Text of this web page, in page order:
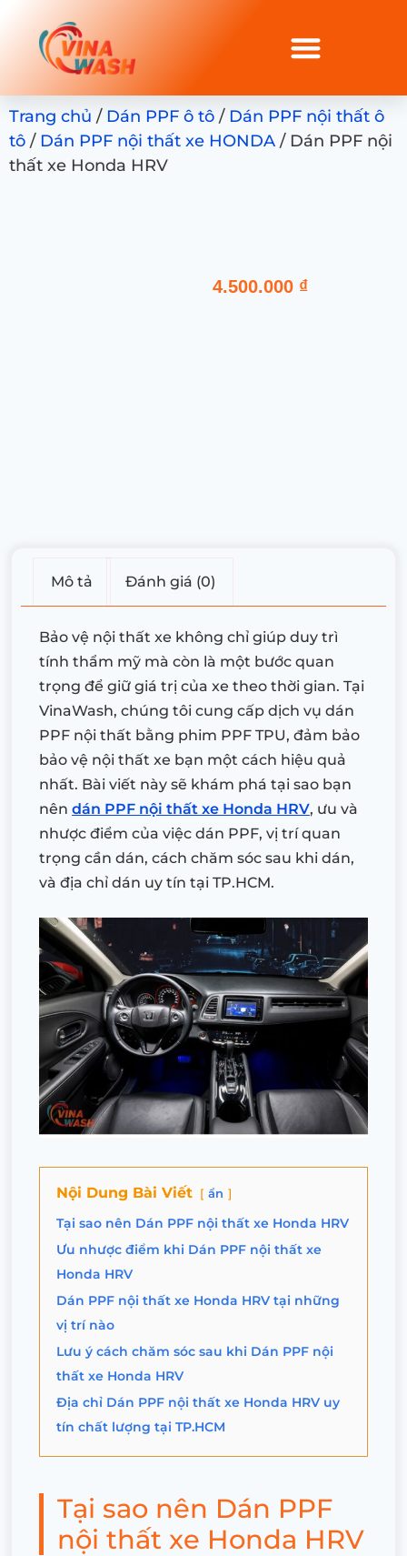
Trang chủ / Dán PPF ô tô / Dán PPF nội thất ô
tô / Dán PPF nội thất xe HONDA / Dán PPF nội
thất xe Honda HRV
4.500.000 ₫
Mô tả Đánh giá (0)
Bảo vệ nội thất xe không chỉ giúp duy trì
tính thẩm mỹ mà còn là một bước quan
trọng để giữ giá trị của xe theo thời gian. Tại
VinaWash, chúng tôi cung cấp dịch vụ dán
PPF nội thất bằng phim PPF TPU, đảm bảo
bảo vệ nội thất xe bạn một cách hiệu quả
nhất. Bài viết này sẽ khám phá tại sao bạn
nên dán PPF nội thất xe Honda HRV, ưu và
nhược điểm của việc dán PPF, vị trí quan
trọng cần dán, cách chăm sóc sau khi dán,
và địa chỉ dán uy tín tại TP.HCM.
Nội Dung Bài Viết ẩn
Tại sao nên Dán PPF nội thất xe Honda HRV
Ưu nhược điểm khi Dán PPF nội thất xe
Honda HRV
Dán PPF nội thất xe Honda HRV tại những
vị trí nào
Lưu ý cách chăm sóc sau khi Dán PPF nội
thất xe Honda HRV
Địa chỉ Dán PPF nội thất xe Honda HRV uy
tín chất lượng tại TP.HCM
Tại sao nên Dán PPF
nội thất xe Honda HRV